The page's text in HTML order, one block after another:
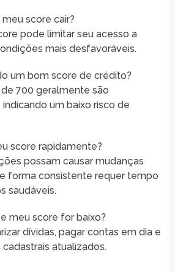
score cair?
pode limitar seu acesso a
mais desfavoráveis.
um bom score de crédito?
700 geralmente são
um baixo risco de
score rapidamente?
possam causar mudanças
forma consistente requer tempo
saudáveis.
meu score for baixo?
dívidas, pagar contas em dia e
atualizados.